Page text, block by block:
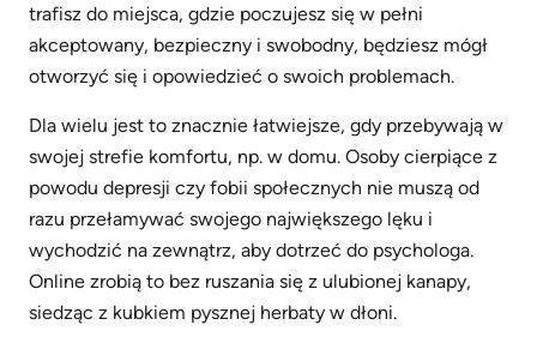
trafisz do miejsca, gdzie poczujesz się w pełni
akceptowany, bezpieczny i swobodny, będziesz mógł
otworzyć się i opowiedzieć o swoich problemach.
Dla wielu jest to znacznie łatwiejsze, gdy przebywają w
swojej strefie komfortu, np. w domu. Osoby cierpiące z
powodu depresji czy fobii społecznych nie muszą od
razu przełamywać swojego największego lęku i
wychodzić na zewnątrz, aby dotrzeć do psychologa.
Online zrobią to bez ruszania się z ulubionej kanapy,
siedząc z kubkiem pysznej herbaty w dłoni.